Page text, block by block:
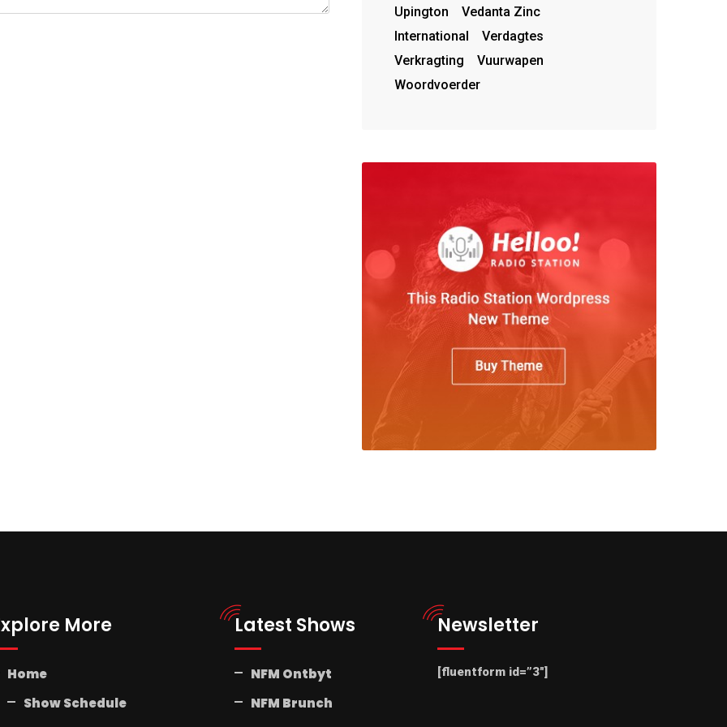
Upington
Vedanta Zinc
International
Verdagtes
Verkragting
Vuurwapen
Woordvoerder
More
Home
Show Schedule
Latest Shows
NFM Ontbyt
NFM Brunch
Newsletter
[fluentform id=”3″]